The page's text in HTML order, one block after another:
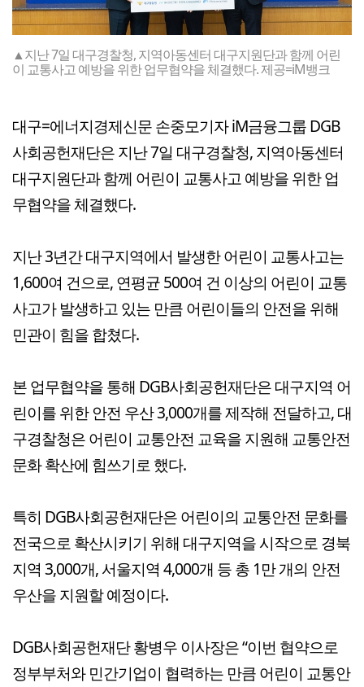
▲지난 7일 대구경찰청, 지역아동센터 대구지원단과 함께 어린
이 교통사고 예방을 위한 업무협약을 체결했다. 제공=iM뱅크
대구=에너지경제신문 손중모기자 iM금융그룹 DGB
사회공헌재단은 지난 7일 대구경찰청, 지역아동센터
대구지원단과 함께 어린이 교통사고 예방을 위한 업
무협약을 체결했다.
지난 3년간 대구지역에서 발생한 어린이 교통사고는
1,600여 건으로, 연평균 500여 건 이상의 어린이 교통
사고가 발생하고 있는 만큼 어린이들의 안전을 위해
민관이 힘을 합쳤다.
본 업무협약을 통해 DGB사회공헌재단은 대구지역 어
린이를 위한 안전 우산 3,000개를 제작해 전달하고, 대
구경찰청은 어린이 교통안전 교육을 지원해 교통안전
문화 확산에 힘쓰기로 했다.
특히 DGB사회공헌재단은 어린이의 교통안전 문화를
전국으로 확산시키기 위해 대구지역을 시작으로 경북
지역 3,000개, 서울지역 4,000개 등 총 1만 개의 안전
우산을 지원할 예정이다.
DGB사회공헌재단 황병우 이사장은 “이번 협약으로
정부부처와 민간기업이 협력하는 만큼 어린이 교통안